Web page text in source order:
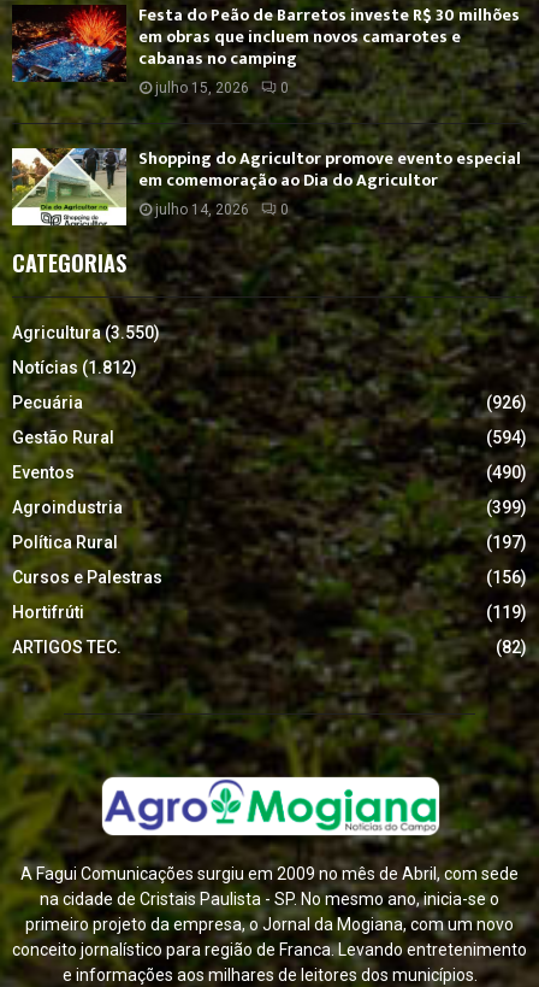
Festa do Peão de Barretos investe R$ 30 milhões
em obras que incluem novos camarotes e
cabanas no camping
julho 15, 2026 0
Shopping do Agricultor promove evento especial
em comemoração ao Dia do Agricultor
julho 14, 2026 0
CATEGORIAS
Agricultura(3.550)
Notícias (1.812)
Pecuária
(926)
Gestão Rural
(594)
Eventos
(490)
Agroindustria
(399)
Política Rural
(197)
Cursos e Palestras
(156)
Hortifrúti
(119)
ARTIGOS TEC.
(82)
A Fagui Comunicações surgiu em 2009 no mês de Abril, com sede
na cidade de Cristais Paulista - SP. No mesmo ano, inicia-se o
primeiro projeto da empresa, o Jornal da Mogiana, com um novo
conceito jornalístico para região de Franca. Levando entretenimento
e informações aos milhares de leitores dos municípios.